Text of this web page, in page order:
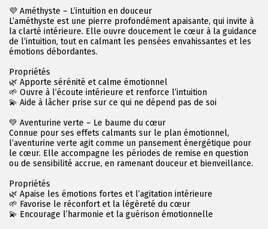
💜 Améthyste – L’intuition en douceur
L’améthyste est une pierre profondément apaisante, qui invite à
la clarté intérieure. Elle ouvre doucement le cœur à la guidance
de l’intuition, tout en calmant les pensées envahissantes et les
émotions débordantes.
Propriétés
🌿 Apporte sérénité et calme émotionnel
🌱 Ouvre à l’écoute intérieure et renforce l’intuition
💫 Aide à lâcher prise sur ce qui ne dépend pas de soi
💚 Aventurine verte – Le baume du cœur
Connue pour ses effets calmants sur le plan émotionnel,
l’aventurine verte agit comme un pansement énergétique pour
le cœur. Elle accompagne les périodes de remise en question
ou de sensibilité accrue, en ramenant douceur et bienveillance.
Propriétés
🌿 Apaise les émotions fortes et l’agitation intérieure
🌱 Favorise le réconfort et la légèreté du cœur
💫 Encourage l’harmonie et la guérison émotionnelle